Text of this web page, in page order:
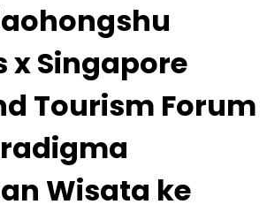
x Singapore
Tourism Forum
Wisata ke